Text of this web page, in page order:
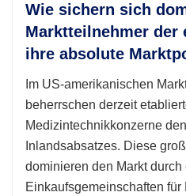
Wie sichern sich
Marktteilnehmer der
ihre absolute
Im US-amerikanischen
beherrschen derzeit
Medizintechnikkonzerne
Inlandsabsatzes. Diese
dominieren den Markt
Einkaufsgemeinschaften für